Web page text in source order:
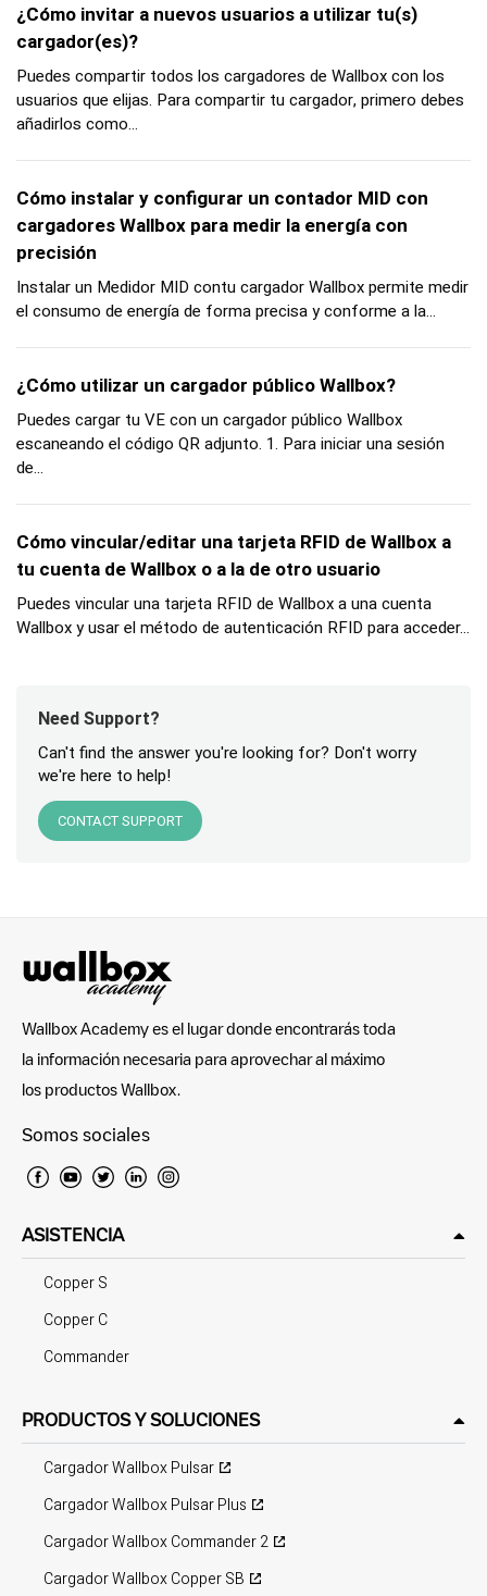
¿Cómo invitar a nuevos usuarios a utilizar tu(s)
cargador(es)?
Puedes compartir todos los cargadores de Wallbox con los
usuarios que elijas. Para compartir tu cargador, primero debes
añadirlos como...
Cómo instalar y configurar un contador MID con
cargadores Wallbox para medir la energía con
precisión
Instalar un Medidor MID contu cargador Wallbox permite medir
el consumo de energía de forma precisa y conforme a la...
¿Cómo utilizar un cargador público Wallbox?
Puedes cargar tu VE con un cargador público Wallbox
escaneando el código QR adjunto. 1. Para iniciar una sesión
de...
Cómo vincular/editar una tarjeta RFID de Wallbox a
tu cuenta de Wallbox o a la de otro usuario
Puedes vincular una tarjeta RFID de Wallbox a una cuenta
Wallbox y usar el método de autenticación RFID para acceder...
Need Support?
Can't find the answer you're looking for? Don't worry
we're here to help!
CONTACT SUPPORT
Wallbox Academy es el lugar donde encontrarás toda
la información necesaria para aprovechar al máximo
los productos Wallbox.
Somos sociales
ASISTENCIA
Copper S
Copper C
Commander
PRODUCTOS Y SOLUCIONES
Cargador Wallbox Pulsar
Cargador Wallbox Pulsar Plus
Cargador Wallbox Commander 2
Cargador Wallbox Copper SB